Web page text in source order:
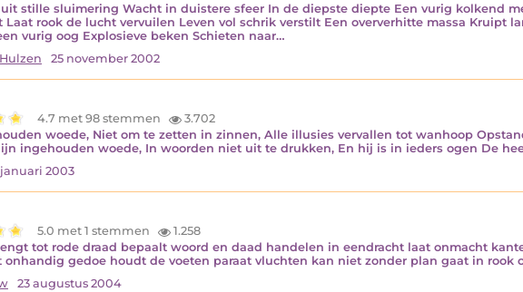
stille sluimering Wacht in duistere sfeer In de diepste diepte Een vurig kolkend
Laat rook de lucht vervuilen Leven vol schrik verstilt Een oververhitte massa Kruipt
vurig oog Explosieve beken Schieten naar…
25 november 2002
4.7 met 98 stemmen
3.702
woede, Niet om te zetten in zinnen, Alle illusies vervallen tot wanhoop
ingehouden woede, In woorden niet uit te drukken, En hij is in ieders ogen De
2003
5.0 met 1 stemmen
1.258
tot rode draad bepaalt woord en daad handelen in eendracht laat onmacht
onhandig gedoe houdt de voeten paraat vluchten kan niet zonder plan gaat in rook
23 augustus 2004